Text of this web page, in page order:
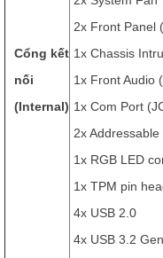
Cổng kết
nối
(Internal)
2x Front Panel
1x Chassis
1x Front Audio
1x Com Port
2x
1x RGB LED
1x TPM pin
4x USB 2.0
4x USB 3.2